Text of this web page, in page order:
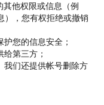
其他权限或信息（例
），您有权拒绝或撤销
您的信息安全；
第三方；
我们还提供帐号删除方